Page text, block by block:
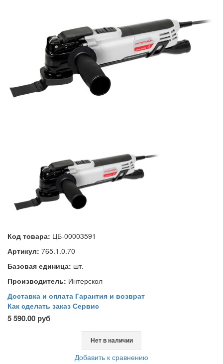
Код товара: ЦБ-00003591
Артикул: 765.1.0.70
Базовая единица: шт.
Производитель: Интерскол
Доставка и оплата Гарантия и возврат
Как сделать заказ Сервис
5 590.00 руб
Нет в наличии
Добавить к сравнению